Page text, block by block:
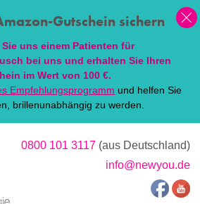
Gutschein sichern
uns einem Patienten für
bei uns und erhalten Sie Ihren
im Wert von 100 €.
Empfehlungsprogramm und helfen Sie
brillenunabhängig zu werden.
0800 101 3117 (aus Deutschland)
info@newyou.de